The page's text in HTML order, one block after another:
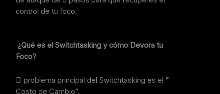
control de tu foco.
¿Qué es el Switchtasking y cómo Devora tu
Foco?
El problema principal del Switchtasking es el ”
Costo de Cambio”.